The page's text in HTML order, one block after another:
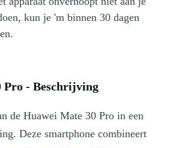
kun je 'm binnen 30 dagen
Pro - Beschrijving
de Huawei Mate 30 Pro in een
Deze smartphone combineert